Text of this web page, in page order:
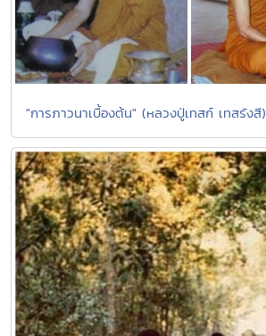
"การภาวนาเบื้องต้น" (หลวงปู่เทสก์ เทสรังสี)